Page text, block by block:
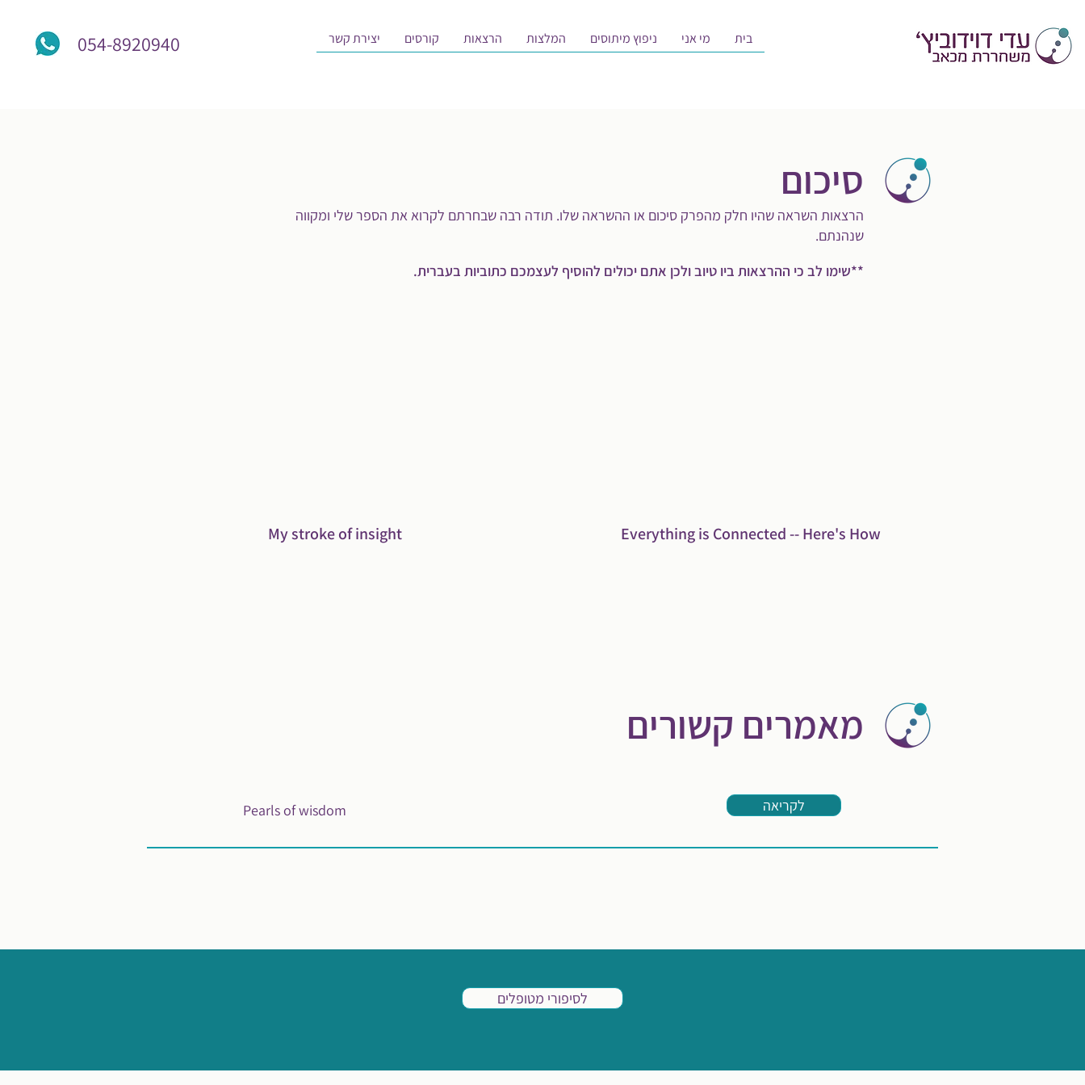
054-8920940 בית מי אני ניפוץ מיתוסים המלצות הרצאות קורסים יצירת קשר
סיכום
הרצאות השראה שהיו חלק מהפרק סיכום או ההשראה שלו. תודה רבה שבחרתם לקרוא את הספר שלי ומקווה
שנהנתם.
**שימו לב כי ההרצאות ביו טיוב ולכן אתם יכולים להוסיף לעצמכם כתוביות בעברית.
Everything is Connected -- Here's How
My stroke of insight
מאמרים קשורים
Pearls of wisdom לקריאה
לסיפורי מטופלים